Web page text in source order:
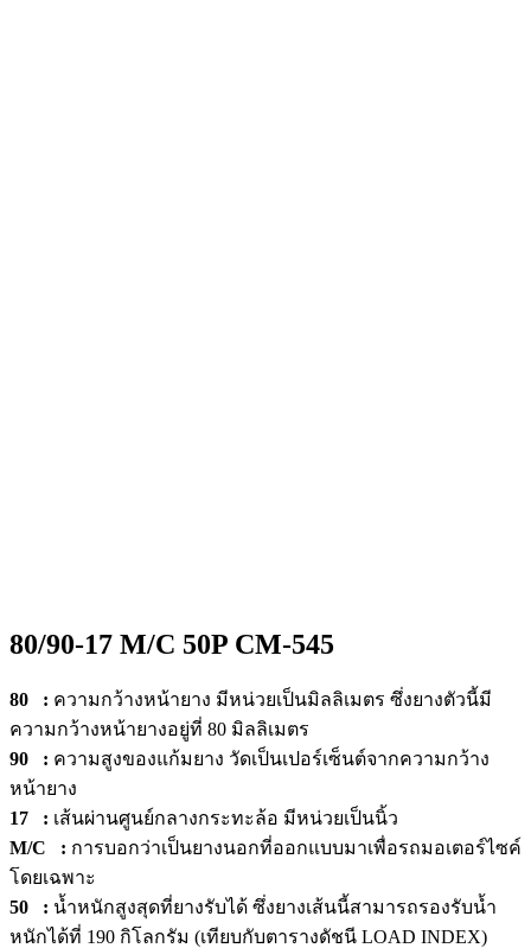
80/90-17 M/C 50P CM-545
80 : ความกว้างหน้ายาง มีหน่วยเป็นมิลลิเมตร ซึ่งยางตัวนี้มี
ความกว้างหน้ายางอยู่ที่ 80 มิลลิเมตร
90
: ความสูงของแก้มยาง วัดเป็นเปอร์เซ็นต์จากความกว้าง
หน้ายาง
17 : เส้นผ่านศูนย์กลางกระทะล้อ มีหน่วยเป็นนิ้ว
M/C : การบอกว่าเป็นยางนอกที่ออกแบบมาเพื่อรถมอเตอร์ไซค์
โดยเฉพาะ
50 : น้ำหนักสูงสุดที่ยางรับได้ ซึ่งยางเส้นนี้สามารถรองรับน้ำ
หนักได้ที่ 190 กิโลกรัม (เทียบกับตารางดัชนี LOAD INDEX)